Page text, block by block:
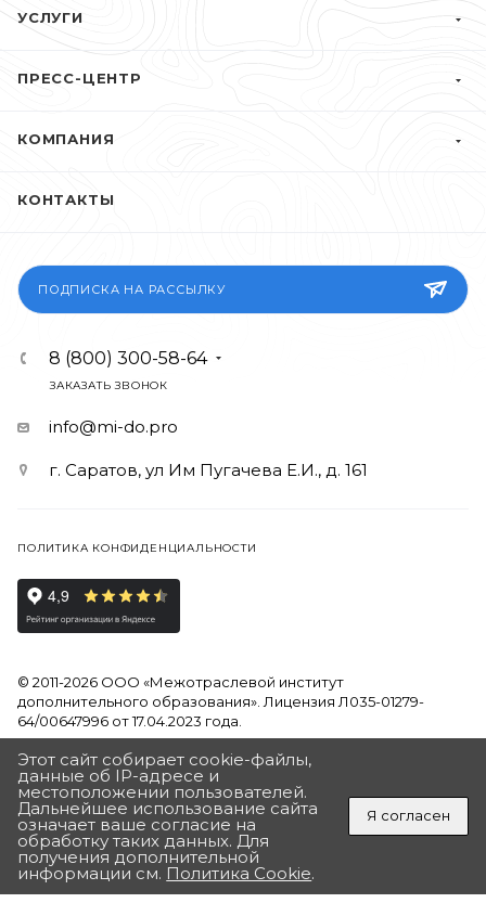
УСЛУГИ
ПРЕСС-ЦЕНТР
КОМПАНИЯ
КОНТАКТЫ
ПОДПИСКА НА РАССЫЛКУ
8 (800) 300-58-64
ЗАКАЗАТЬ ЗВОНОК
info@mi-do.pro
г. Саратов, ул Им Пугачева Е.И., д. 161
ПОЛИТИКА КОНФИДЕНЦИАЛЬНОСТИ
© 2011-2026 ООО «Межотраслевой институт
дополнительного образования». Лицензия Л035-01279-
64/00647996 от 17.04.2023 года.
Продолжая использовать наш сайт, вы даете согласие на
обработку файлов Cookies и других пользовательских
данных, в соответствии сПолитикой на обработку
персональных данных
Разработан в Агентстве Андрея Полушина
Этот сайт собирает cookie-файлы,
данные об IP-адресе и
местоположении пользователей.
Дальнейшее использование сайта
означает ваше согласие на
обработку таких данных. Для
получения дополнительной
информации см. Политика Cookie.
Я согласен
ПОЛУЧИТЬ ПОДАРОК
«ДЛЯ ВАС ПОДАРОК ОТ ИНСТИТУТА»